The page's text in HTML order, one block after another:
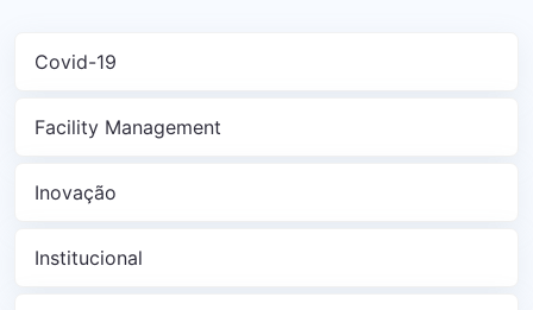
Covid-19
Facility Management
Inovação
Institucional